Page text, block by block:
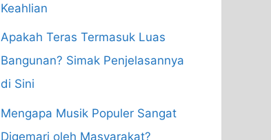
Keahlian
Apakah Teras Termasuk Luas
Bangunan? Simak Penjelasannya
di Sini
Mengapa Musik Populer Sangat
Digemari oleh Masyarakat?